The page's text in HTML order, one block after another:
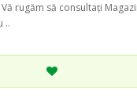
rugăm să consultați
..